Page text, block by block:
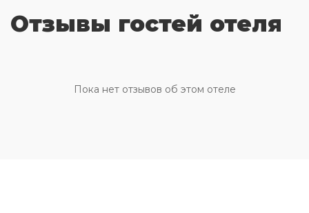
Бесплатный Wi-Fi на территории поможет
всегда оставаться на связи. А ещё в
телевизор. Перечисленные услуги есть не во
всех номерах.
Отзывы гостей отеля
Пока нет отзывов об этом отеле